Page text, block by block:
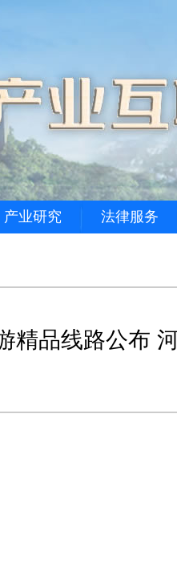
产业研究 法律服务
精品线路公布